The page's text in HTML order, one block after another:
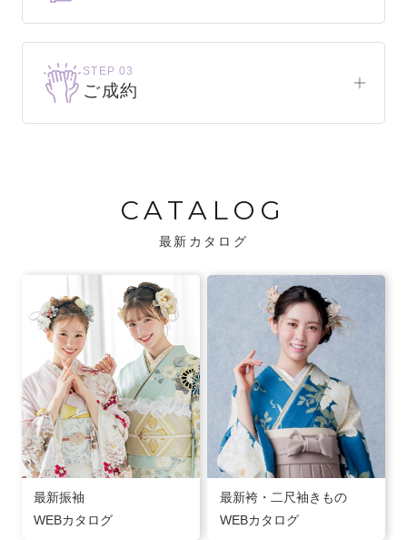
お気に入りの振袖が見つかるまで、何着でも
試着できます。
・振袖コンシェルジュが、振袖に合う小物や
バッグでお嬢様らしいコーディネートをご
STEP 03
ご成約
CATALOG
最新カタログ
最新振袖
WEBカタログ
最新袴・二尺袖きもの
WEBカタログ